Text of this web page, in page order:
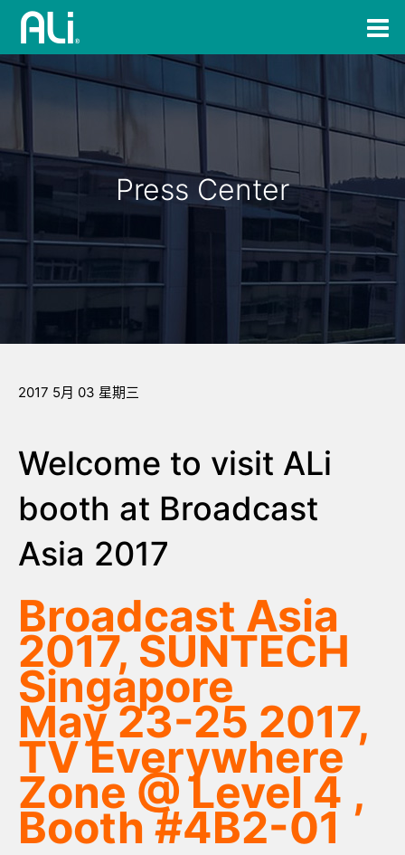
Press Center
2017 5月 03 星期三
Welcome to visit ALi
booth at Broadcast
Asia 2017
Broadcast Asia
2017, SUNTECH
Singapore
May 23-25 2017,
TV Everywhere
Zone @ Level 4 ,
Booth #4B2-01